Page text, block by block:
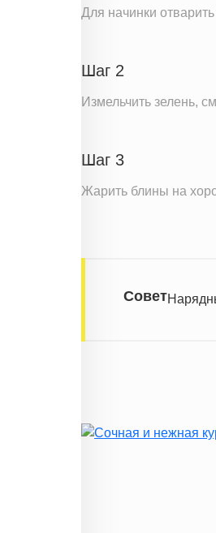
Железо
Насыщенные жиры
Информация для
Для начинки
Шаг 2
Измельчить зелень,
Шаг 3
Жарить блины на
Совет